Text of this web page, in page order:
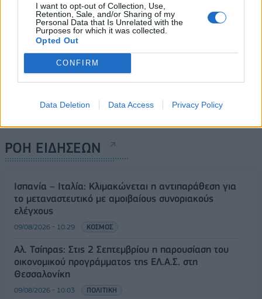
I want to opt-out of Collection, Use,
Retention, Sale, and/or Sharing of my
Personal Data that Is Unrelated with the
Purposes for which it was collected.
Opted Out
CONFIRM
Data Deletion Data Access Privacy Policy
ΡΟΗ ΕΙΔΗΣΕΩΝ
Ισπανία – Ιταλία: Κλιμακώνεται η αντιπαράθεση για
το μεταναστευτικό με αμοιβαίους συνοριακούς
ελέγχους
09/08/2026 - 10:29 ΚΟΣΜΟΣ
Αλ. Τσίπρας: Στις 2 Σεπτεμβρίου η παρουσίαση του
οικονομικού προγράμματος της ΕΛ.Α.Σ. στη
Θεσσαλονίκη
09/08/2026 - 10:03 ΠΟΛΙΤΙΚΗ